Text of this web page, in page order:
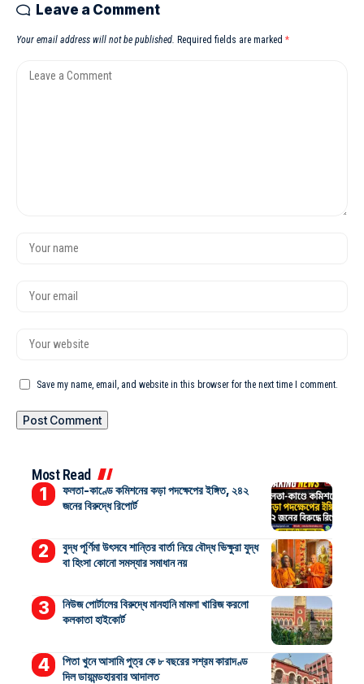
Leave a Comment
Your email address will not be published. Required fields are marked *
Save my name, email, and website in this browser for the next time I comment.
Most Read
ফলতা-কাণ্ডে কমিশনের কড়া পদক্ষেপের ইঙ্গিত, ২৪২
জনের বিরুদ্ধে রিপোর্ট
বুদ্ধ পূর্ণিমা উৎসবে শান্তির বার্তা নিয়ে বৌদ্ধ ভিক্ষুরা যুদ্ধ
বা হিংসা কোনো সমস্যার সমাধান নয়
নিউজ পোর্টালের বিরুদ্ধে মানহানি মামলা খারিজ করলো
কলকাতা হাইকোর্ট
পিতা খুনে আসামি পুত্র কে ৮ বছরের সশ্রম কারাদণ্ড
দিল ডায়মন্ডহারবার আদালত